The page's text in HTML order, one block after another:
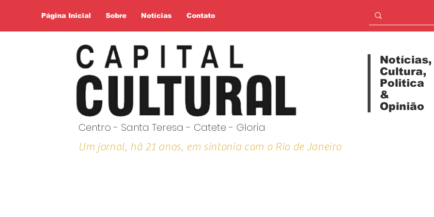
Página Inicial Sobre Notícias Contato
Centro - Santa Teresa - Catete - Gloria
Notícias,
Cultura,
Politica
&
Opinião
Um jornal, hà 21 anos, em sintonia com o Rio de Janeiro